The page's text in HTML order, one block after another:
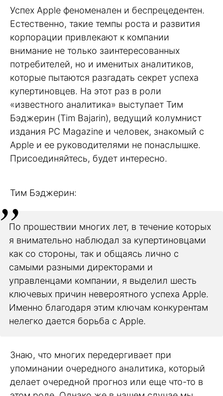
Успех Apple феноменален и беспрецедентен.
Естественно, такие темпы роста и развития
корпорации привлекают к компании
внимание не только заинтересованных
потребителей, но и именитых аналитиков,
которые пытаются разгадать секрет успеха
купертиновцев. На этот раз в роли
«известного аналитика» выступает Тим
Бэджерин (Tim Bajarin), ведущий колумнист
издания PC Magazine и человек, знакомый с
Apple и ее руководителями не понаслышке.
Присоединяйтесь, будет интересно.
Тим Бэджерин:
По прошествии многих лет, в течение которых
я внимательно наблюдал за купертиновцами
как со стороны, так и общаясь лично с
самыми разными директорами и
управленцами компании, я выделил шесть
ключевых причин невероятного успеха Apple.
Именно благодаря этим ключам конкурентам
нелегко дается борьба с Apple.
Знаю, что многих передергивает при
упоминании очередного аналитика, который
делает очередной прогноз или еще что-то в